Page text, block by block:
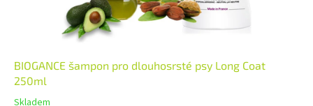
BIOGANCE šampon pro dlouhosrsté psy Long Coat
250ml
Skladem